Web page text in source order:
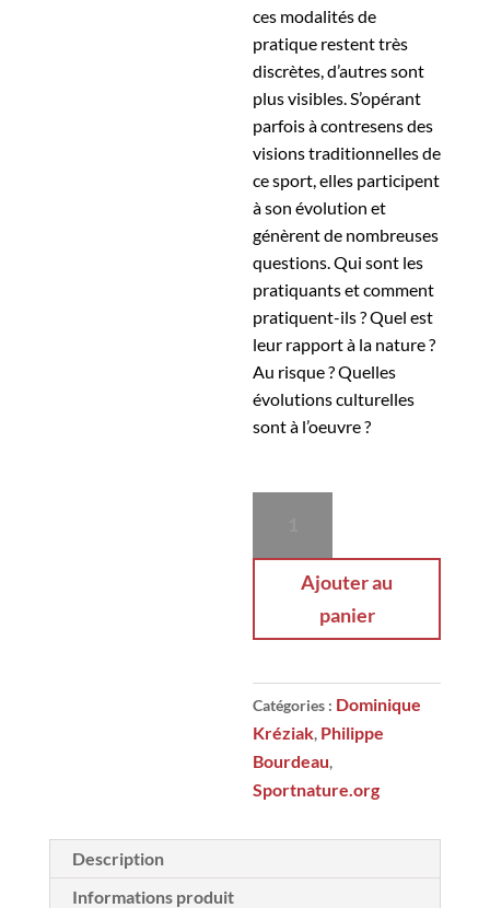
ces modalités de
pratique restent très
discrètes, d’autres sont
plus visibles. S’opérant
parfois à contresens des
visions traditionnelles de
ce sport, elles participent
à son évolution et
génèrent de nombreuses
questions. Qui sont les
pratiquants et comment
pratiquent-ils ? Quel est
leur rapport à la nature ?
Au risque ? Quelles
évolutions culturelles
sont à l’oeuvre ?
LE
RANDONNÉE
LES
PISTES
Ajouter au
panier
Catégories : Dominique
Kréziak, Philippe
Bourdeau,
Sportnature.org
Description
Informations produit